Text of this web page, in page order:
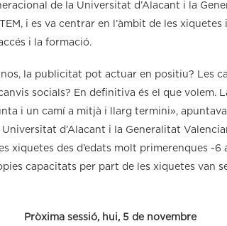
de la Universitat d’Alacant i la
i es va centrar en l’àmbit de les xiquetes
i la formació.
la publicitat pot actuar en positiu? Les
socials? En definitiva és el que volem.
i un camí a mitjà i llarg termini»,
d’Alacant i la Generalitat
xiquetes des d’edats molt primerenques -6
capacitats per part de les xiquetes van
Pròxima sessió, hui, 5 de novembre